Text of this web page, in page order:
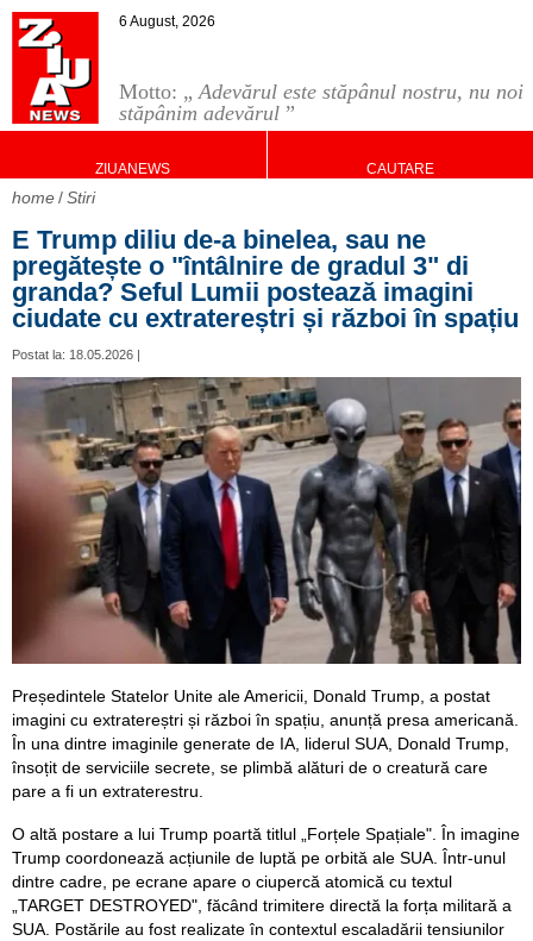
Motto: „Adevărul este stăpânul nostru, nu noi
stăpânim adevărul ”
6 August, 2026
ZIUANEWS CAUTARE
home Stiri
E Trump diliu de-a binelea, sau ne
pregătește o "întâlnire de gradul 3" di
granda? Seful Lumii postează imagini
ciudate cu extratereștri și război în spațiu
Postat la: 18.05.2026 |
Președintele Statelor Unite ale Americii, Donald Trump, a postat
imagini cu extratereștri și război în spațiu, anunță presa americană.
În una dintre imaginile generate de IA, liderul SUA, Donald Trump,
însoțit de serviciile secrete, se plimbă alături de o creatură care
pare a fi un extraterestru.
O altă postare a lui Trump poartă titlul „Forțele Spațiale". În imagine
Trump coordonează acțiunile de luptă pe orbită ale SUA. Într-unul
dintre cadre, pe ecrane apare o ciupercă atomică cu textul
„TARGET DESTROYED", făcând trimitere directă la forța militară a
SUA. Postările au fost realizate în contextul escaladării tensiunilor